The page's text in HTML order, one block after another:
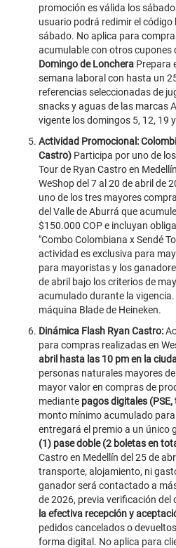
promoción es válida los
usuario podrá redimir el
sábado. No aplica para
acumulable con otros cupones
Domingo de Lonchera Prepara
semana laboral con hasta un
referencias seleccionadas de
snacks y aguas de las marcas
vigente los domingos 5, 12, 19
Actividad Promocional:
Castro) Participa por uno de
Tour de Ryan Castro en
WeShop del 7 al 20 de abril de
uno de los tres mayores
del Valle de Aburrá que
$150.000 COP e incluyan
"Combo Colombiana x Sendé
actividad es exclusiva para
para mayoristas y los
de abril bajo los criterios de
acumulado durante la
máquina Blade de Heineken.
Dinámica Flash Ryan Castro:
para compras realizadas en
abril hasta las 10 pm en la
personas naturales mayores
mayor valor en compras de
mediante pagos digitales
monto mínimo acumulado
entregará el premio a un único
(1) pase doble (2 boletas en
Castro en Medellín del 25 de
transporte, alojamiento, ni
ganador será contactado a
de 2026, previa verificación
la efectiva recepción y
pedidos cancelados o
forma digital. No aplica para